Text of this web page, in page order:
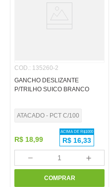
COD.: 135260-2
GANCHO DESLIZANTE
P/TRILHO SUICO BRANCO
ATACADO - PCT C/100
R$ 18,99
ACIMA DE R$1000
R$ 16,33
＋
－
COMPRAR